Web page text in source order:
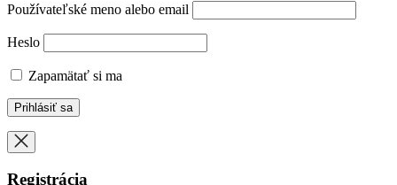
Používateľské meno alebo email
Heslo
Zapamätať si ma
Registrácia